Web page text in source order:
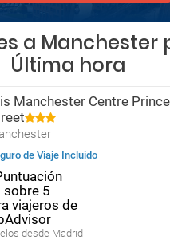
a Manchester
Última hora
Manchester Centre
de Viaje Incluido
desde Madrid